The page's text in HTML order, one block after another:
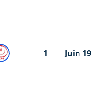
1 Juin 19